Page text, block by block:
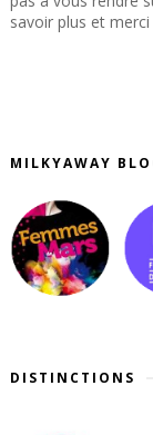
savoir plus et
MILKYAWAY
DISTINCTIONS